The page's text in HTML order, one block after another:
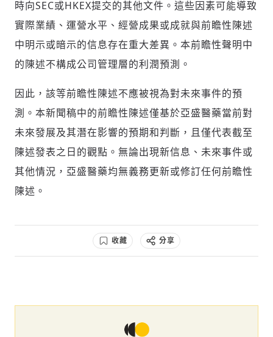
時向SEC或HKEX提交的其他文件。這些因素可能導致
實際業績、運營水平、經營成果或成就與前瞻性陳述
中明示或暗示的信息存在重大差異。本前瞻性聲明中
的陳述不構成公司管理層的利潤預測。
因此，該等前瞻性陳述不應被視為對未來事件的預
測。本新聞稿中的前瞻性陳述僅基於亞盛醫藥當前對
未來發展及其潛在影響的預期和判斷，且僅代表截至
陳述發表之日的觀點。無論出現新信息、未來事件或
其他情況，亞盛醫藥均無義務更新或修訂任何前瞻性
陳述。
收藏 分享